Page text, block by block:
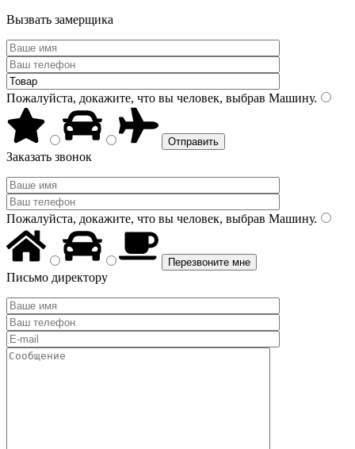
Вызвать замерщика
Пожалуйста, докажите, что вы человек, выбрав Машину.
Заказать звонок
Пожалуйста, докажите, что вы человек, выбрав Машину.
Письмо директору